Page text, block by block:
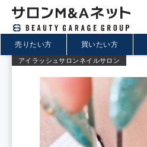
売りたい方 買いたい方
アイラッシュサロン ネイルサロン